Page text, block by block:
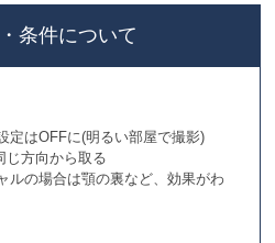
条件について
定はOFFに(明るい部屋で撮影)
じ方向から取る
ルの場合は顎の裏など、効果がわ